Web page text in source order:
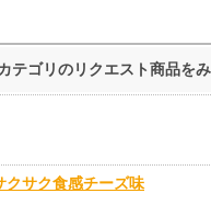
テゴリのリクエスト商品を
クサク食感チーズ味